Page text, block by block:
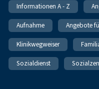
Informationen A - Z
Aufnahme Angebote
Klinikwegweiser
Sozialdienst